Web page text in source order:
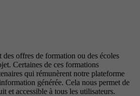
des offres de formation ou des écoles
Certaines de ces formations
qui rémunèrent notre plateforme
générée. Cela nous permet de
et accessible à tous les utilisateurs.